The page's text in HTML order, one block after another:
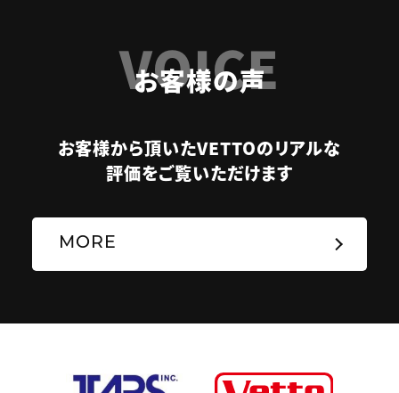
VOICE
お客様の声
お客様から頂いたVETTOのリアルな
評価をご覧いただけます
MORE